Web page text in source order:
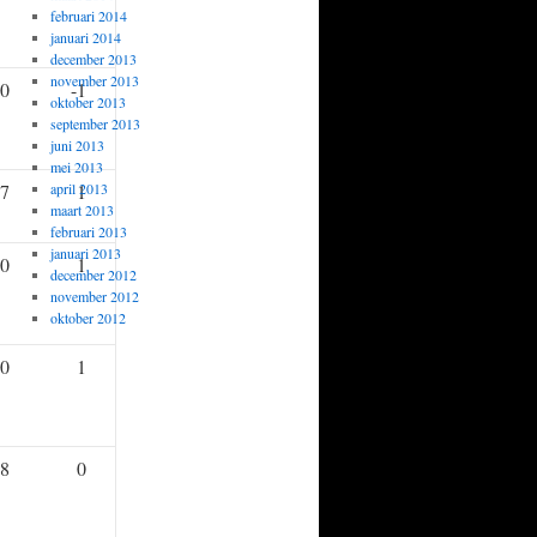
-1
1
1
1
0
februari 2014
januari 2014
december 2013
november 2013
oktober 2013
september 2013
juni 2013
mei 2013
april 2013
maart 2013
februari 2013
januari 2013
december 2012
november 2012
oktober 2012